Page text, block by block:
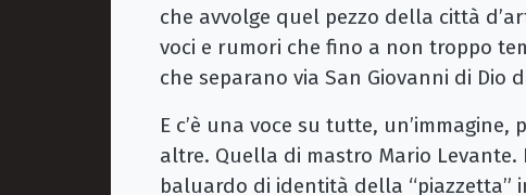
che avvolge quel pezzo della città
voci e rumori che fino a non troppo
che separano via San Giovanni di Dio
E c’è una voce su tutte,
altre. Quella di mastro Mario
baluardo di identità della “piazzetta”